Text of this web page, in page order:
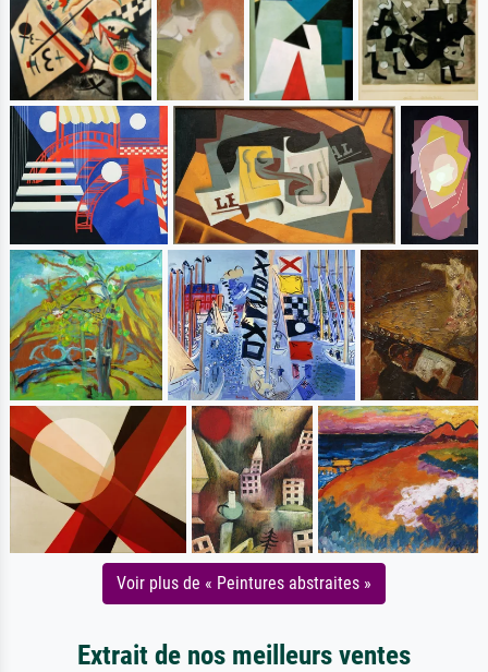
Voir plus de « Peintures abstraites »
Extrait de nos meilleurs ventes